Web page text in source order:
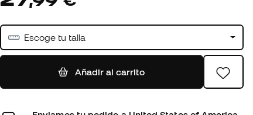
Escoge tu talla
Añadir al carrito